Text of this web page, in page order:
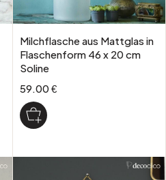
Milchflasche aus Mattglas in
Flaschenform 46 x 20 cm
Soline
59.00 €